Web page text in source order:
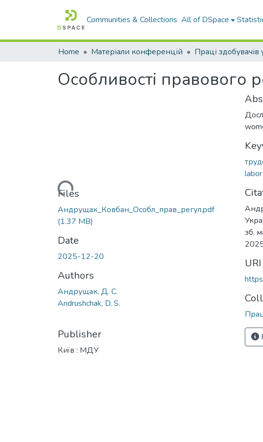
Communities & Collections All of DSpace
Home Матеріали конференцій
Особливості правового
Loading...
Files
Андрущак_Ковбан_Особл_прав_регул.pdf
(1.37 MB)
Date
2025-12-20
Authors
Андрущак, Д. С.
Andrushchak, D. S.
Publisher
Київ : МДУ
зб.
URI